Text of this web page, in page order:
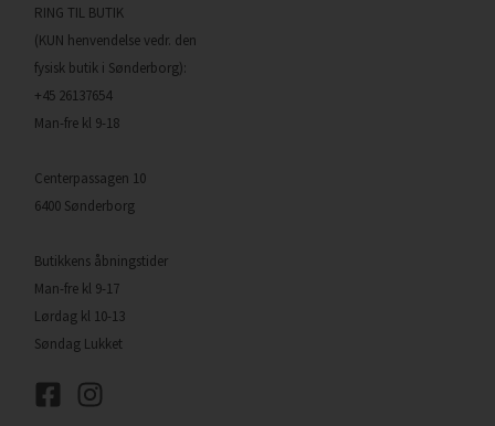
RING TIL BUTIK
(KUN henvendelse vedr. den
fysisk butik i Sønderborg):
+45 26137654
Man-fre kl 9-18
Centerpassagen 10
6400 Sønderborg
Butikkens åbningstider
Man-fre kl 9-17
Lørdag kl 10-13
Søndag Lukket